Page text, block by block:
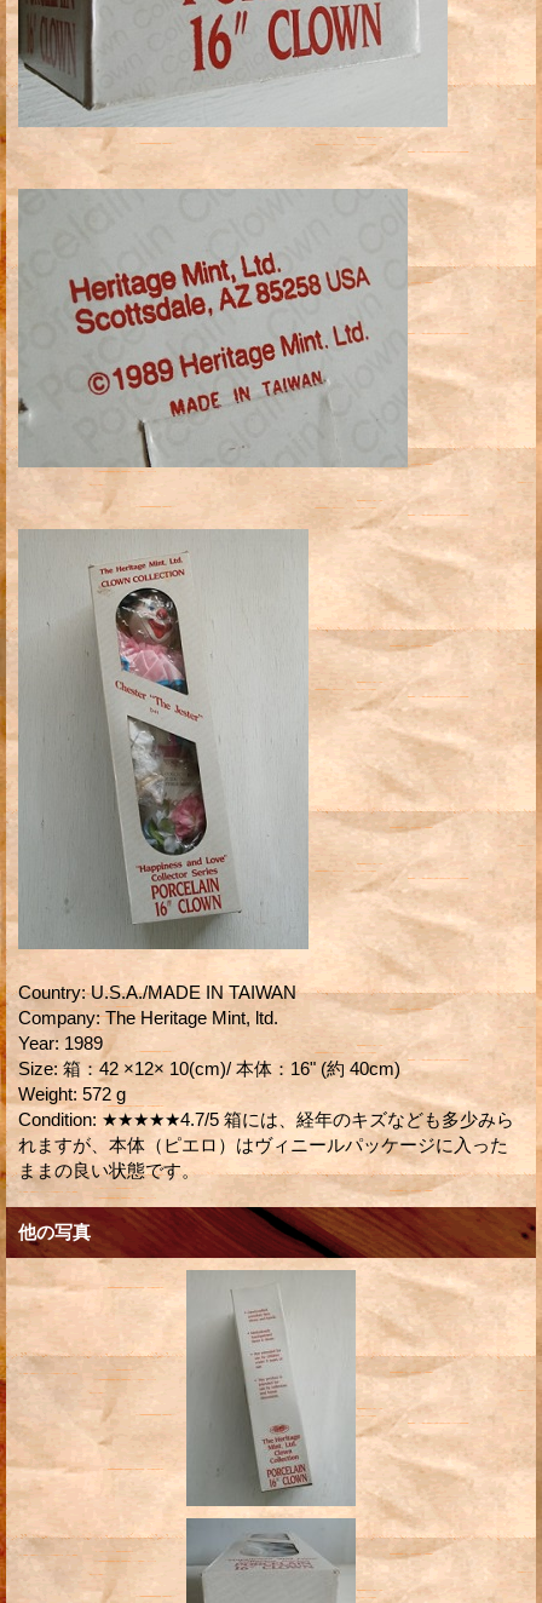
Country: U.S.A./MADE IN TAIWAN
Company: The Heritage Mint, ltd.
Year: 1989
Size: 箱：42 ×12× 10(cm)/ 本体：16" (約 40cm)
Weight: 572 g
Condition: ★★★★★4.7/5 箱には、経年のキズなども多少みら
れますが、本体（ピエロ）はヴィニールパッケージに入った
ままの良い状態です。
他の写真